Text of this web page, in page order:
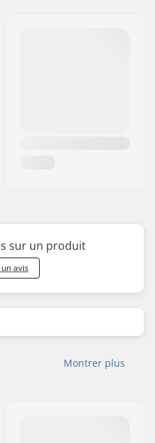
sur un produit
avis
Montrer plus